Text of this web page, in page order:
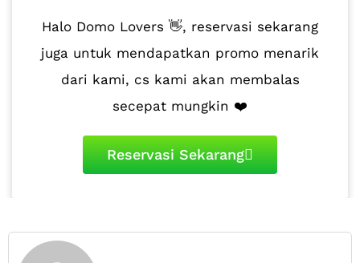
Halo Domo Lovers 👋, reservasi sekarang
juga untuk mendapatkan promo menarik
dari kami, cs kami akan membalas
secepat mungkin ❤️
Reservasi Sekarang